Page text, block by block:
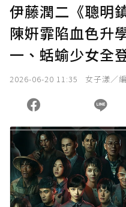
伊藤潤二《聰明
陳姸霏陷血色升
一、蛞蝓少女全
2026-06-20 11:35 女子漾／